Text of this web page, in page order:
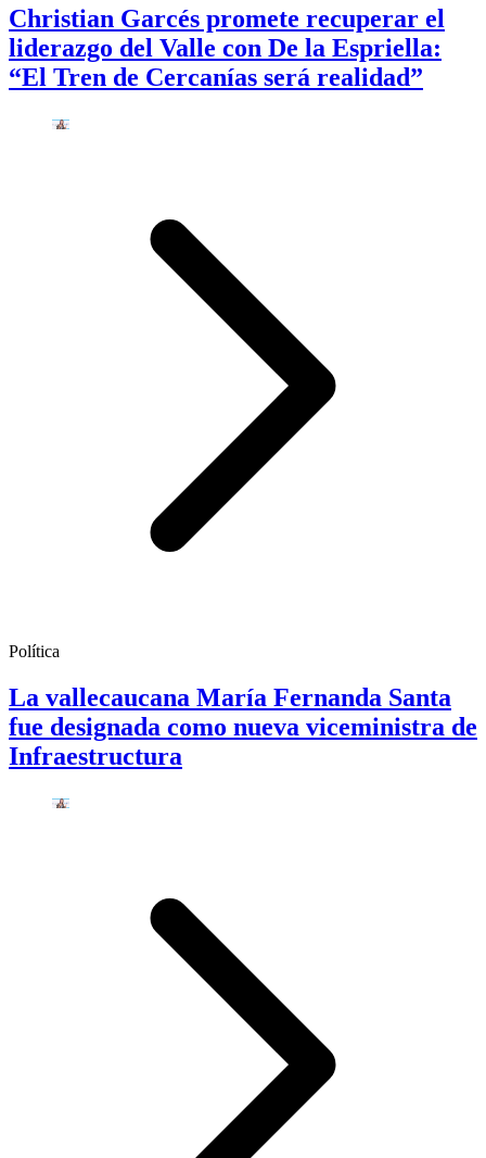
Christian Garcés promete recuperar el
liderazgo del Valle con De la Espriella:
“El Tren de Cercanías será realidad”
Política
La vallecaucana María Fernanda Santa
fue designada como nueva viceministra de
Infraestructura